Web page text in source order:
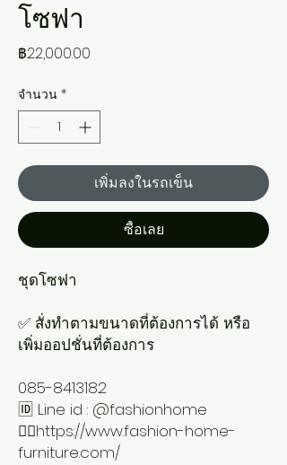
โซฟา
฿22,000.00
จำนวน *
เพิ่มลงในรถเข็น
ซื้อเลย
ชุดโซฟา
✅ สั่งทำตามขนาดที่ต้องการได้ หรือ
เพิ่มออปชั่นที่ต้องการ
085-8413182
🆔 Line id : @fashionhome
👉🏻https://www.fashion-home-
furniture.com/